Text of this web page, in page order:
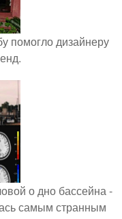
помогло дизайнеру
о дно бассейна -
самым странным